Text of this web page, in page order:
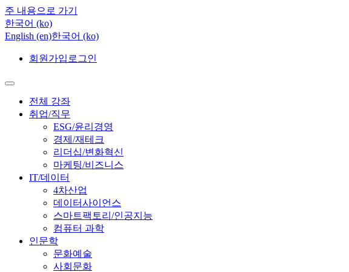
주 내용으로 가기
한국어 ‎(ko)‎
English ‎(en)‎한국어 ‎(ko)‎
회원가입 로그인
전체 강좌
취업/직무
ESG/윤리경영
경제/재테크
리더십/변화혁신
마케팅/비즈니스
IT/데이터
4차산업
데이터사이언스
스마트팩토리/인공지능
컴퓨터 과학
인문학
문화예술
사회문화